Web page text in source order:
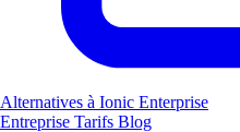
Alternatives à Ionic Enterprise
Entreprise Tarifs Blog